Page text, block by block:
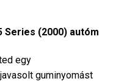
Series (2000) autóm
egy
guminyomást